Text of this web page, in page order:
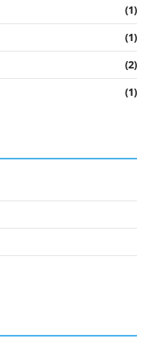
(1)
(1)
(2)
(1)